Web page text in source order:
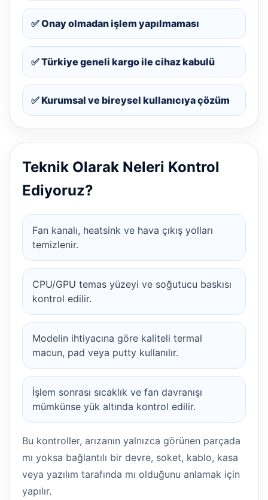
✅ Onay olmadan işlem yapılmaması
✅ Türkiye geneli kargo ile cihaz kabulü
✅ Kurumsal ve bireysel kullanıcıya çözüm
Teknik Olarak Neleri Kontrol
Ediyoruz?
Fan kanalı, heatsink ve hava çıkış yolları
temizlenir.
CPU/GPU temas yüzeyi ve soğutucu baskısı
kontrol edilir.
Modelin ihtiyacına göre kaliteli termal
macun, pad veya putty kullanılır.
İşlem sonrası sıcaklık ve fan davranışı
mümkünse yük altında kontrol edilir.
Bu kontroller, arızanın yalnızca görünen parçada
mı yoksa bağlantılı bir devre, soket, kablo, kasa
veya yazılım tarafında mı olduğunu anlamak için
yapılır.